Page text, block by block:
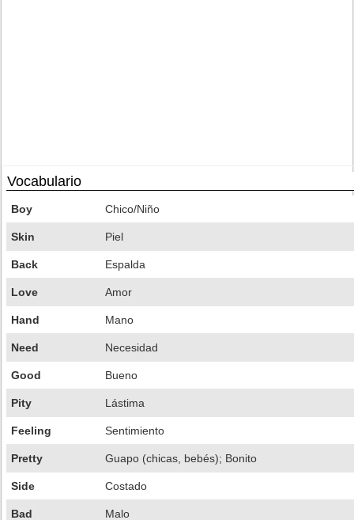
Vocabulario
Boy Chico/Niño
Skin Piel
Back Espalda
Love Amor
Hand Mano
Need Necesidad
Good Bueno
Pity Lástima
Feeling Sentimiento
Pretty Guapo (chicas, bebés); Bonito
Side Costado
Bad Malo